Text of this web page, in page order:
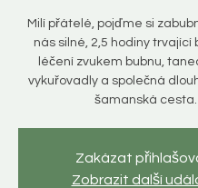
Milí přátelé, pojďme si
nás silné, 2,5 hodiny trvající
léčení zvukem bubnu,
vykuřovadly a společná
šamanská cesta.
Zakázat
Zobrazit další